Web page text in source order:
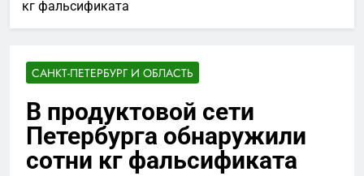
кг фальсификата
САНКТ-ПЕТЕРБУРГ И ОБЛАСТЬ
В продуктовой сети
Петербурга обнаружили
сотни кг фальсификата